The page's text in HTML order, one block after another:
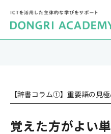
【辞書コラム①】重要語の見極
覚えた方がよい